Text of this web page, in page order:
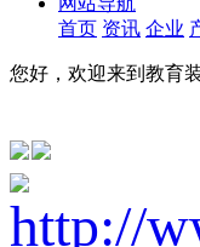
首页 资讯 企业
您好，欢迎来到教育